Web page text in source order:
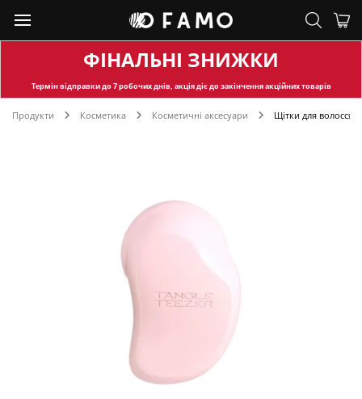
ФІНАЛЬНІ ЗНИЖКИ
Термін відправкидо 7 робочих днів, акція діє до закінчення акційних товарів
Продукти Косметика Косметичні аксесуари Щітки для волосся